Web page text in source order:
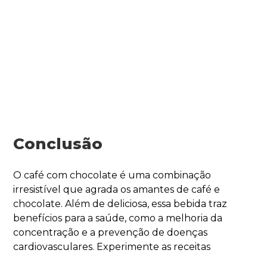
Conclusão
O café com chocolate é uma combinação
irresistível que agrada os amantes de café e
chocolate. Além de deliciosa, essa bebida traz
benefícios para a saúde, como a melhoria da
concentração e a prevenção de doenças
cardiovasculares. Experimente as receitas